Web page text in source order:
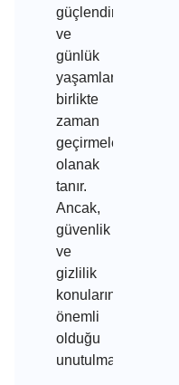
güçlendirmelerine
ve
günlük
yaşamlarında
birlikte
zaman
geçirmelerine
olanak
tanır.
Ancak,
güvenlik
ve
gizlilik
konularının
önemli
olduğu
unutulmamalıdır.